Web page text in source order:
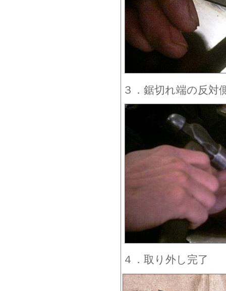
３．鋸切れ端の反
４．取り外し完了